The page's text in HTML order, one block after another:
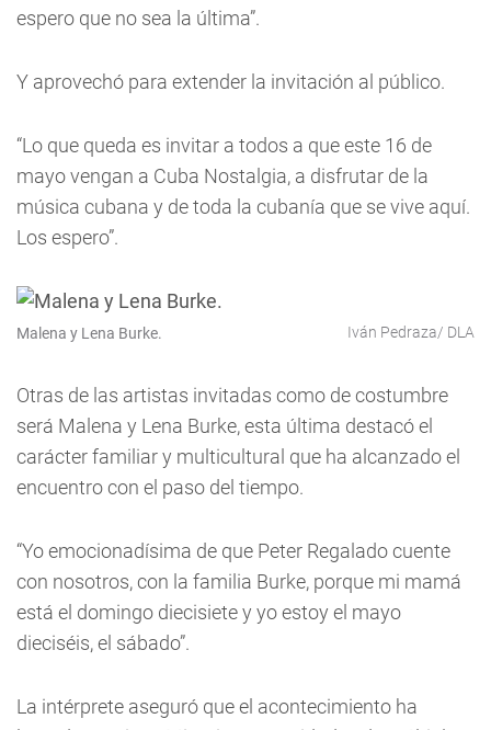
espero que no sea la última”.
Y aprovechó para extender la invitación al público.
“Lo que queda es invitar a todos a que este 16 de
mayo vengan a Cuba Nostalgia, a disfrutar de la
música cubana y de toda la cubanía que se vive aquí.
Los espero”.
Malena y Lena Burke. Iván Pedraza/ DLA
Otras de las artistas invitadas como de costumbre
será Malena y Lena Burke, esta última destacó el
carácter familiar y multicultural que ha alcanzado el
encuentro con el paso del tiempo.
“Yo emocionadísima de que Peter Regalado cuente
con nosotros, con la familia Burke, porque mi mamá
está el domingo diecisiete y yo estoy el mayo
dieciséis, el sábado”.
La intérprete aseguró que el acontecimiento ha